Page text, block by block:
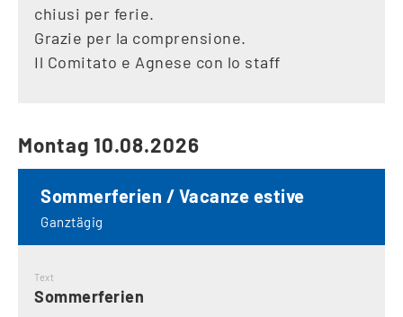
chiusi per ferie.
Grazie per la comprensione.
Il Comitato e Agnese con lo staff
Montag 10.08.2026
Sommerferien / Vacanze estive
Ganztägig
Text
Sommerferien